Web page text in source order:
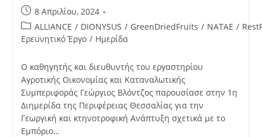
8 Απριλίου, 2024
ALLIANCE / DIONYSUS / GreenDriedFruits / NATAE /
Ερευνητικό Έργο / Ημερίδα
Ο καθηγητής και διευθυντής του εργαστηρίου
Αγροτικής Οικονομίας και Καταναλωτικής
Συμπεριφοράς Γεώργιος Βλόντζος παρουσίασε στην 1η
Διημερίδα της Περιφέρειας Θεσσαλίας για την
Γεωργική και κτηνοτροφική Ανάπτυξη σχετικά με το
Εμπόριο…